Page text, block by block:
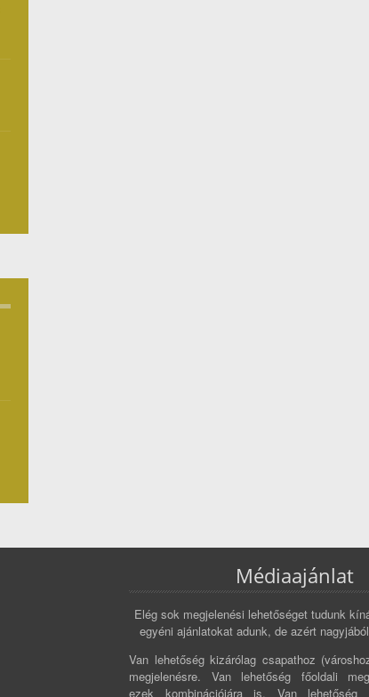
Médiaajánlat
Elég sok megjelenési lehetőséget tudunk
egyéni ajánlatokat adunk, de azért
Van lehetőség kizárólag csapathoz
megjelenésre. Van lehetőség főoldali
ezek kombinációjára is. Van lehetőség